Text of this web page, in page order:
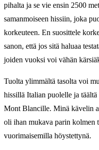
pihalta ja se vie ensin 2500
samanmoiseen hissiin, joka
korkeuteen. En suosittele
sanon, että jos sitä haluaa
joiden vuoksi voi vähän
Tuolta ylimmältä tasolta voi
hissillä Italian puolelle ja
Mont Blancille. Minä kävelin
oli ihan mukava parin kolmen
vuorimaisemilla höystettynä.